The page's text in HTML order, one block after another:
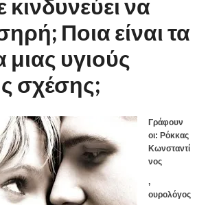
κινδυνεύει να
Ποια είναι τα
μιας υγιούς
σχέσης;
Γράφουν
οι: Ρόκκας
Κωνσταντί
νος
,
ουρολόγος